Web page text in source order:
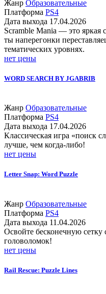
Жанр Образовательные
Платформа PS4
Дата выхода 17.04.2026
Scramble Mania — это яркая
ты наперегонки
тематических уровнях.
нет цены
WORD SEARCH BY JGABRIB
Жанр Образовательные
Платформа PS4
Дата выхода 17.04.2026
Классическая игра «поиск
лучше, чем когда-либо!
нет цены
Letter Snap: Word Puzzle
Жанр Образовательные
Платформа PS4
Дата выхода 11.04.2026
Освойте бесконечную
головоломок!
нет цены
Rail Rescue: Puzzle Lines